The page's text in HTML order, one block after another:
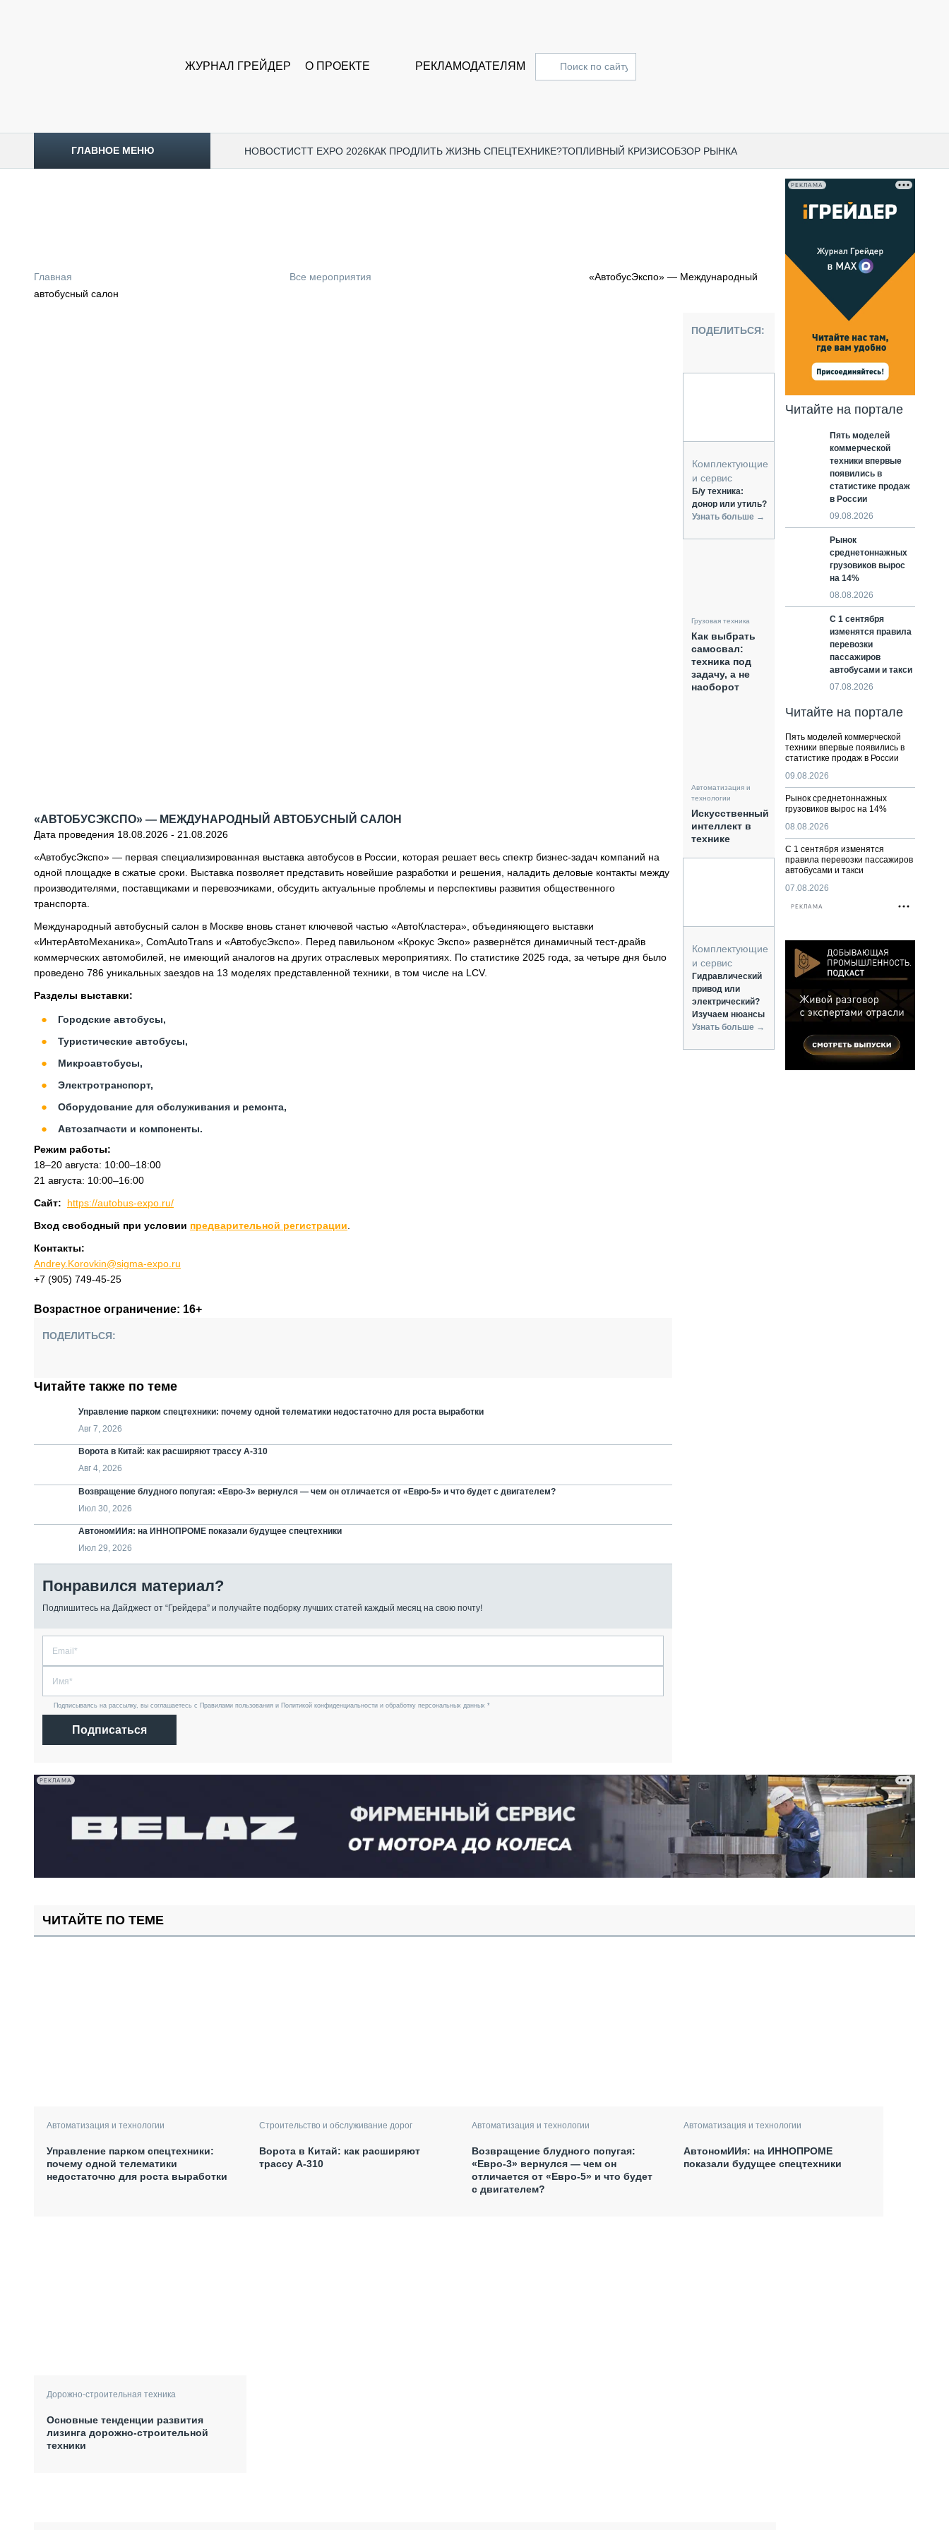
ЖУРНАЛ ГРЕЙДЕР О ПРОЕКТЕ РЕКЛАМОДАТЕЛЯМ
ГЛАВНОЕ МЕНЮ НОВОСТИCTT EXPO 2026КАК ПРОДЛИТЬ ЖИЗНЬ СПЕЦТЕХНИКЕ?ТОПЛИВНЫЙ КРИЗИСОБЗОР РЫНКА
ОБЗОР РЫНКА
КОМТРАНС 2021
ПОДЪЁМНАЯ ТЕХНИКА
ПАССАЖИРСКИЙ ТРАНСПОРТ
Главная Все мероприятия
«АвтобусЭкспо» — Международный
автобусный салон
«АВТОБУСЭКСПО» — МЕЖДУНАРОДНЫЙ АВТОБУСНЫЙ САЛОН
Дата проведения 18.08.2026 - 21.08.2026
«АвтобусЭкспо» — первая специализированная выставка автобусов в России, которая решает весь спектр бизнес-задач компаний на
одной площадке в сжатые сроки. Выставка позволяет представить новейшие разработки и решения, наладить деловые контакты между
производителями, поставщиками и перевозчиками, обсудить актуальные проблемы и перспективы развития общественного
транспорта.
Международный автобусный салон в Москве вновь станет ключевой частью «АвтоКластера», объединяющего выставки
«ИнтерАвтоМеханика», ComAutoTrans и «АвтобусЭкспо». Перед павильоном «Крокус Экспо» развернётся динамичный тест-драйв
коммерческих автомобилей, не имеющий аналогов на других отраслевых мероприятиях. По статистике 2025 года, за четыре дня было
проведено 786 уникальных заездов на 13 моделях представленной техники, в том числе на LCV.
Разделы выставки:
Городские автобусы,
Туристические автобусы,
Микроавтобусы,
Электротранспорт,
Оборудование для обслуживания и ремонта,
Автозапчасти и компоненты.
Режим работы:
18–20 августа: 10:00–18:00
21 августа: 10:00–16:00
Сайт:
https://autobus-expo.ru/
Вход свободный при условии предварительной регистрации
Контакты:
Andrey.Korovkin@sigma-expo.ru
+7 (905) 749-45-25
Возрастное ограничение: 16+
ПОДЕЛИТЬСЯ:
Читайте также по теме
Управление парком спецтехники: почему одной телематики недостаточно для роста выработки
Авг 7, 2026
Ворота в Китай: как расширяют трассу А-310
Авг 4, 2026
Возвращение блудного попугая: «Евро-3» вернулся — чем он отличается от «Евро-5» и что будет с двигателем?
Июл 30, 2026
АвтономИИя: на ИННОПРОМЕ показали будущее спецтехники
Июл 29, 2026
Понравился материал?
Подпишитесь на Дайджест от “Грейдера” и получайте подборку лучших статей каждый месяц на свою почту!
Подписываясь на рассылку, вы соглашаетесь с Правилами пользования и Политикой конфиденциальности и обработку персональных данных *
Подписаться
ПОДЕЛИТЬСЯ:
Комплектующие
и сервис
Б/у техника:
донор или утиль?
Узнать больше →
Грузовая техника
Как выбрать
самосвал:
техника под
задачу, а не
наоборот
Автоматизация и
технологии
Искусственный
интеллект в
технике
Комплектующие
и сервис
Гидравлический
привод или
электрический?
Изучаем нюансы
Узнать больше →
РЕКЛАМА
Читайте на портале
Пять моделей
коммерческой
техники впервые
появились в
статистике продаж
в России
09.08.2026
Рынок
среднетоннажных
грузовиков вырос
на 14%
08.08.2026
С 1 сентября
изменятся правила
перевозки
пассажиров
автобусами и такси
07.08.2026
Читайте на портале
Пять моделей коммерческой
техники впервые появились в
статистике продаж в России
09.08.2026
Рынок среднетоннажных
грузовиков вырос на 14%
08.08.2026
С 1 сентября изменятся
правила перевозки пассажиров
автобусами и такси
07.08.2026
РЕКЛАМА
РЕКЛАМА
ЧИТАЙТЕ ПО ТЕМЕ
Автоматизация и технологии
Управление парком спецтехники:
почему одной телематики
недостаточно для роста выработки
Строительство и обслуживание дорог
Ворота в Китай: как расширяют
трассу А-310
Автоматизация и технологии
Возвращение блудного попугая:
«Евро-3» вернулся — чем он
отличается от «Евро-5» и что будет
с двигателем?
Автоматизация и технологии
АвтономИИя: на ИННОПРОМЕ
показали будущее спецтехники
Дорожно-строительная техника
Основные тенденции развития
лизинга дорожно-строительной
техники